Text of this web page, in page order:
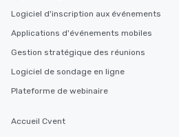
Logiciel d'inscription aux événements
Applications d'événements mobiles
Gestion stratégique des réunions
Logiciel de sondage en ligne
Plateforme de webinaire
Accueil Cvent